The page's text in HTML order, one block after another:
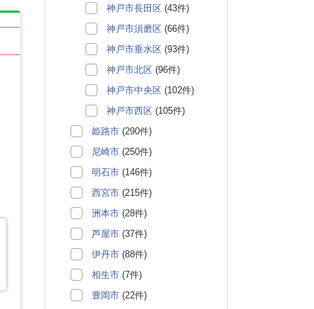
神戸市長田区 (43件)
神戸市須磨区 (66件)
神戸市垂水区 (93件)
神戸市北区 (96件)
神戸市中央区 (102件)
神戸市西区 (105件)
姫路市 (290件)
尼崎市 (250件)
明石市 (146件)
西宮市 (215件)
洲本市 (28件)
芦屋市 (37件)
伊丹市 (88件)
相生市 (7件)
豊岡市 (22件)